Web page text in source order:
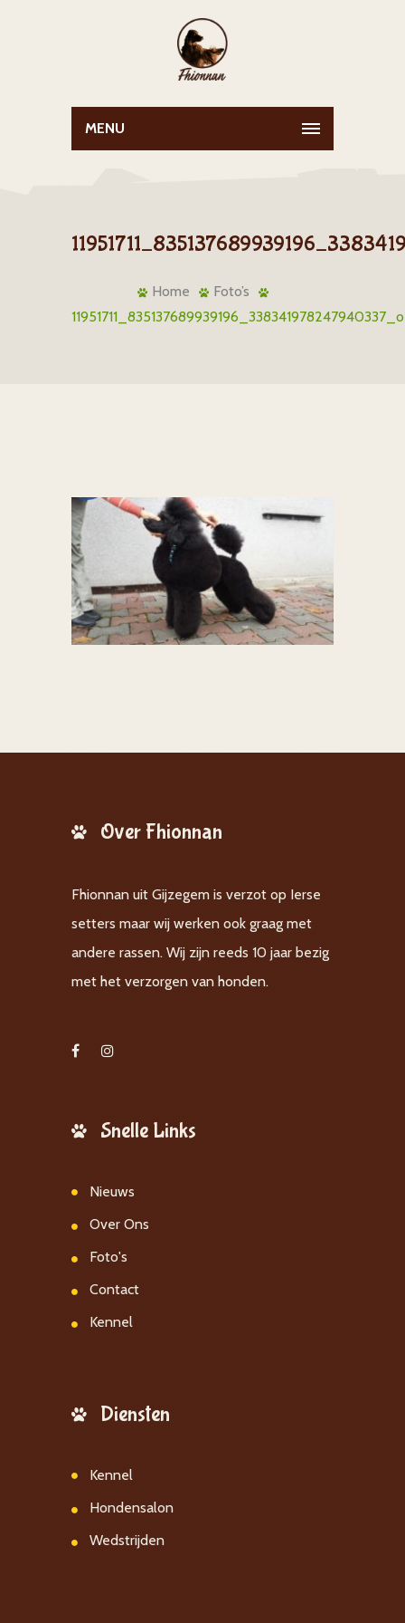
MENU
Home
Foto’s
11951711_835137689939196_338341978247940337_o
Over Fhionnan
Fhionnan uit Gijzegem is verzot op Ierse
setters maar wij werken ook graag met
andere rassen. Wij zijn reeds 10 jaar bezig
met het verzorgen van honden.
Snelle Links
Nieuws
Over Ons
Foto's
Contact
Kennel
Diensten
Kennel
Hondensalon
Wedstrijden